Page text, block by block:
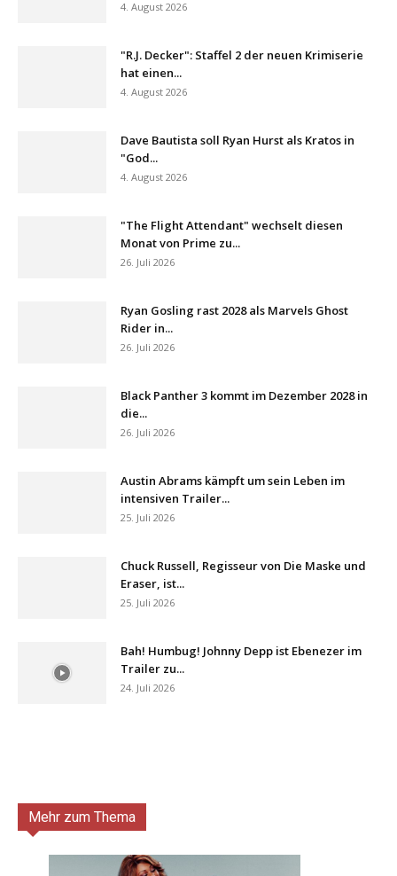
4. August 2026
"R.J. Decker": Staffel 2 der neuen Krimiserie
hat einen...
4. August 2026
Dave Bautista soll Ryan Hurst als Kratos in
"God...
4. August 2026
"The Flight Attendant" wechselt diesen
Monat von Prime zu...
26. Juli 2026
Ryan Gosling rast 2028 als Marvels Ghost
Rider in...
26. Juli 2026
Black Panther 3 kommt im Dezember 2028 in
die...
26. Juli 2026
Austin Abrams kämpft um sein Leben im
intensiven Trailer...
25. Juli 2026
Chuck Russell, Regisseur von Die Maske und
Eraser, ist...
25. Juli 2026
Bah! Humbug! Johnny Depp ist Ebenezer im
Trailer zu...
24. Juli 2026
Mehr zum Thema